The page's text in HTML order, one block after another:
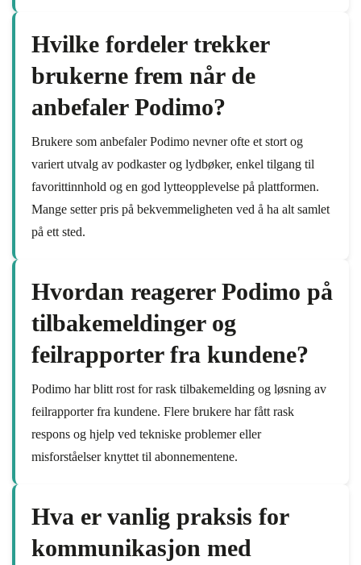
Hvilke fordeler trekker
brukerne frem når de
anbefaler Podimo?
Brukere som anbefaler Podimo nevner ofte et stort og
variert utvalg av podkaster og lydbøker, enkel tilgang til
favorittinnhold og en god lytteopplevelse på plattformen.
Mange setter pris på bekvemmeligheten ved å ha alt samlet
på ett sted.
Hvordan reagerer Podimo på
tilbakemeldinger og
feilrapporter fra kundene?
Podimo har blitt rost for rask tilbakemelding og løsning av
feilrapporter fra kundene. Flere brukere har fått rask
respons og hjelp ved tekniske problemer eller
misforståelser knyttet til abonnementene.
Hva er vanlig praksis for
kommunikasjon med